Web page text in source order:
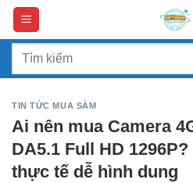
Skip
content
Search
TIN TỨC MUA SẮM
Ai nên mua Camera
DA5.1 Full HD
thực tế dễ hình dung